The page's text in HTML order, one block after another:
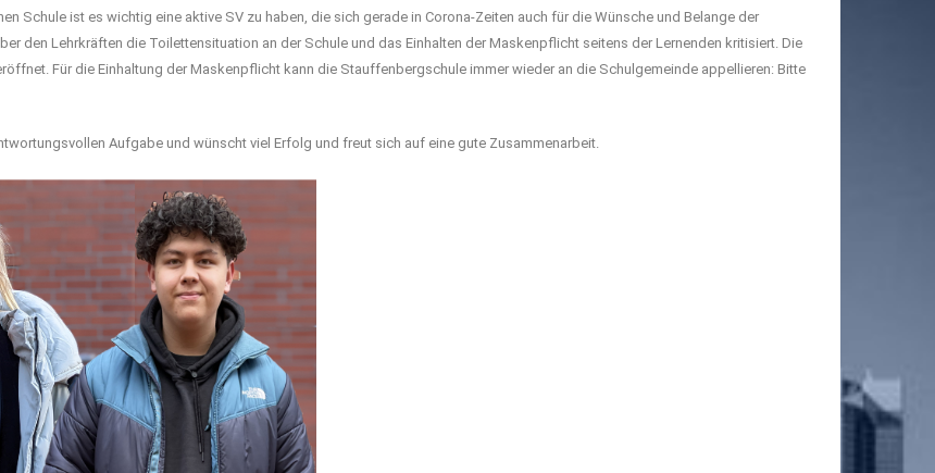
Schule ist es wichtig eine aktive SV zu haben, die sich gerade in Corona-Zeiten auch für die Wünsche und Belange der
den Lehrkräften die Toilettensituation an der Schule und das Einhalten der Maskenpflicht seitens der Lernenden kritisiert. Die
Für die Einhaltung der Maskenpflicht kann die Stauffenbergschule immer wieder an die Schulgemeinde appellieren: Bitte
Aufgabe und wünscht viel Erfolg und freut sich auf eine gute Zusammenarbeit.